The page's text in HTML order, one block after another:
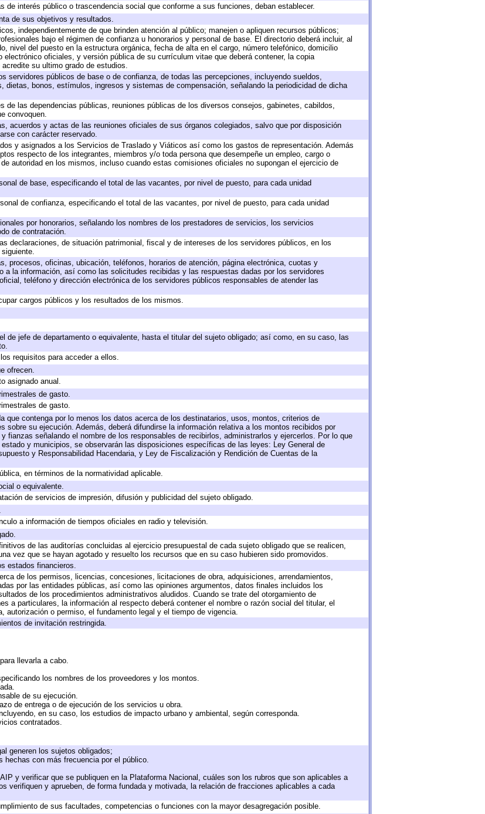
de interés público o trascendencia social que conforme a sus funciones, deban establecer.
de sus objetivos y resultados.
independientemente de que brinden atención al público; manejen o apliquen recursos públicos;
bajo el régimen de confianza u honorarios y personal de base. El directorio deberá incluir, al
nivel del puesto en la estructura orgánica, fecha de alta en el cargo, número telefónico, domicilio
electrónico oficiales, y versión pública de su currículum vitae que deberá contener, la copia
su ultimo grado de estudios.
servidores públicos de base o de confianza, de todas las percepciones, incluyendo sueldos,
dietas, bonos, estímulos, ingresos y sistemas de compensación, señalando la periodicidad de dicha
de las dependencias públicas, reuniones públicas de los diversos consejos, gabinetes, cabildos,
convoquen.
acuerdos y actas de las reuniones oficiales de sus órganos colegiados, salvo que por disposición
con carácter reservado.
y asignados a los Servicios de Traslado y Viáticos así como los gastos de representación. Además
respecto de los integrantes, miembros y/o toda persona que desempeñe un empleo, cargo o
autoridad en los mismos, incluso cuando estas comisiones oficiales no supongan el ejercicio de
de base, especificando el total de las vacantes, por nivel de puesto, para cada unidad
de confianza, especificando el total de las vacantes, por nivel de puesto, para cada unidad
por honorarios, señalando los nombres de los prestadores de servicios, los servicios
de contratación.
declaraciones, de situación patrimonial, fiscal y de intereses de los servidores públicos, en los
procesos, oficinas, ubicación, teléfonos, horarios de atención, página electrónica, cuotas y
a la información, así como las solicitudes recibidas y las respuestas dadas por los servidores
teléfono y dirección electrónica de los servidores públicos responsables de atender las
cargos públicos y los resultados de los mismos.
de jefe de departamento o equivalente, hasta el titular del sujeto obligado; así como, en su caso, las
requisitos para acceder a ellos.
ofrecen.
asignado anual.
de gasto.
de gasto.
que contenga por lo menos los datos acerca de los destinatarios, usos, montos, criterios de
sobre su ejecución. Además, deberá difundirse la información relativa a los montos recibidos por
fianzas señalando el nombre de los responsables de recibirlos, administrarlos y ejercerlos. Por lo que
y municipios, se observarán las disposiciones específicas de las leyes: Ley General de
y Responsabilidad Hacendaria, y Ley de Fiscalización y Rendición de Cuentas de la
en términos de la normatividad aplicable.
o equivalente.
de servicios de impresión, difusión y publicidad del sujeto obligado.
a información de tiempos oficiales en radio y televisión.
de las auditorías concluidas al ejercicio presupuestal de cada sujeto obligado que se realicen,
vez que se hayan agotado y resuelto los recursos que en su caso hubieren sido promovidos.
estados financieros.
de los permisos, licencias, concesiones, licitaciones de obra, adquisiciones, arrendamientos,
por las entidades públicas, así como las opiniones argumentos, datos finales incluidos los
de los procedimientos administrativos aludidos. Cuando se trate del otorgamiento de
a particulares, la información al respecto deberá contener el nombre o razón social del titular, el
o permiso, el fundamento legal y el tiempo de vigencia.
de invitación restringida.
llevarla a cabo.
los nombres de los proveedores y los montos.
de su ejecución.
de entrega o de ejecución de los servicios u obra.
en su caso, los estudios de impacto urbano y ambiental, según corresponda.
contratados.
generen los sujetos obligados;
hechas con más frecuencia por el público.
y verificar que se publiquen en la Plataforma Nacional, cuáles son los rubros que son aplicables a
verifiquen y aprueben, de forma fundada y motivada, la relación de fracciones aplicables a cada
de sus facultades, competencias o funciones con la mayor desagregación posible.